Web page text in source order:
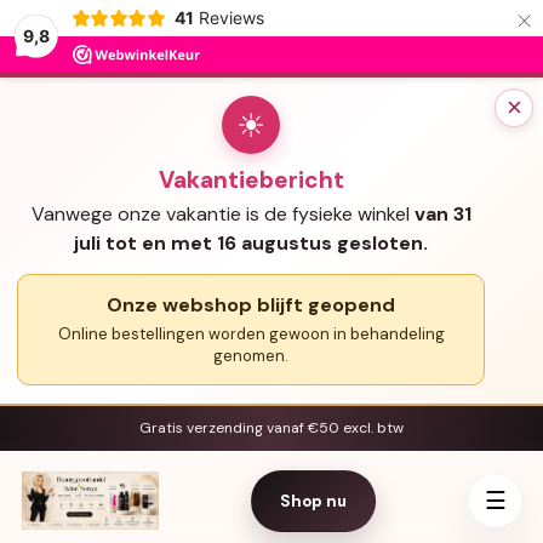
9,8
41 Reviews ×
×
☀
Vakantiebericht
Vanwege onze vakantie is de fysieke winkel van 31
juli tot en met 16 augustus gesloten.
Onze webshop blijft geopend
Online bestellingen worden gewoon in behandeling
genomen.
Gratis verzending vanaf €50 excl. btw
Shop nu ☰